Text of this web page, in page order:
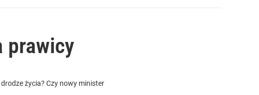
prawicy
życia? Czy nowy minister